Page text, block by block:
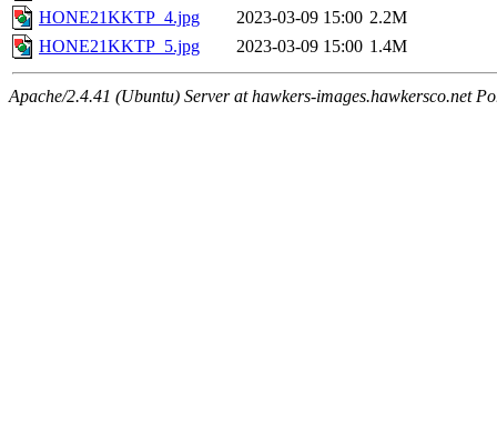
HONE21KKTP_4.jpg
2023-03-09 15:00 2.2M
HONE21KKTP_5.jpg
2023-03-09 15:00 1.4M
Apache/2.4.41 (Ubuntu) Server at hawkers-images.hawkersco.net